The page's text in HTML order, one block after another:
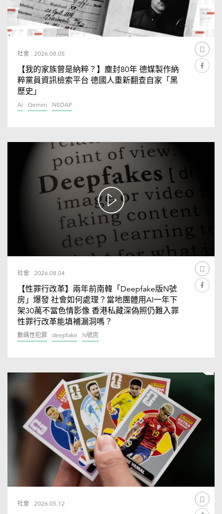
社會 2026.08.05
【我的家族曾是納粹？】塵封80年 德媒製作納
粹黨員資訊檢索平台 德國人重新翻查自家「黑
歷史」
Ai Gemini NSDAP
社會 2026.08.04
【性罪行改革】兩年前南韓「Deepfake版N號
房」爆發 社會如何處理？當地團體用AI一年下
架30萬不當色情影像 香港私藏深偽照仍難入罪
性罪行改革能填補漏洞嗎？
數碼性犯罪 deepfake N號房
社會 2026.05.12